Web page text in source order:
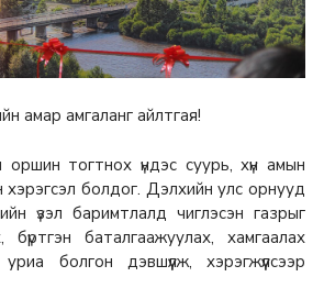
амар амгаланг айлтгая!
тогтнох үндэс суурь, хүн амын
хэрэгсэл болдог. Дэлхийн улс орнууд
үзэл баримтлалд чиглэсэн газрыг
бүртгэн баталгаажуулах, хамгаалах
болгон дэвшүүлж, хэрэгжүүлсээр